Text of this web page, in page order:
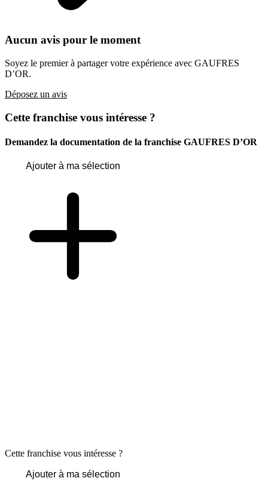
Aucun avis pour le moment
Soyez le premier à partager votre expérience avec GAUFRES
D’OR.
Déposez un avis
Cette franchise vous intéresse ?
Demandez la documentation de la franchise GAUFRES D’OR
Ajouter à ma sélection
Cette franchise vous intéresse ?
Ajouter à ma sélection